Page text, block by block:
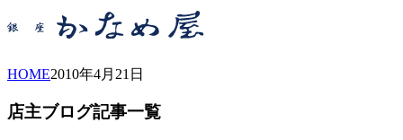
HOME2010年4月 21日
店主ブログ記事一覧